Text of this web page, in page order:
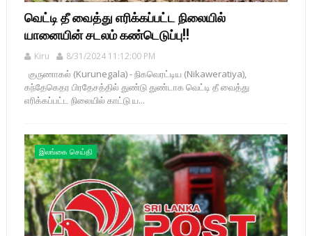
வெட்டி தீ வைத்து எரிக்கப்பட்ட நிலையில்
யானையின் சடலம் கண்டெடுப்பு!!
Kiru 8/31/2024 11:12:00 PM
குருணாகல் (Kurunegala) - நிகவெரட்டிய (Nikaweratiya),
கந்தேகெதர பிரதேசத்தில் துண்டு துண்டாக வெட்டி தீ வைத்து
எரிக்கப்பட்ட நிலையில் காட்டு ய...
இலங்கை செய்தி